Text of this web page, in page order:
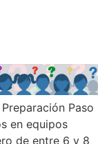
Preparación Paso
en equipos
de entre 6 y 8